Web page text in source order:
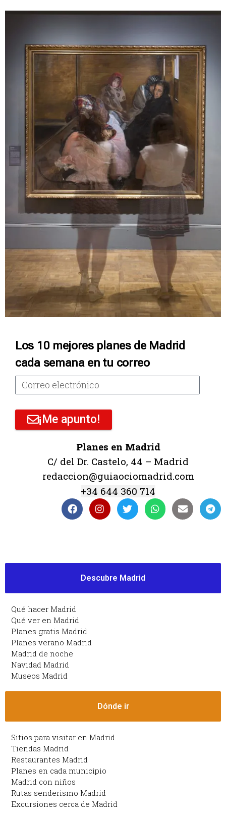
Los 10 mejores planes de Madrid
cada semana en tu correo
¡Me apunto!
Planes en Madrid
C/ del Dr. Castelo, 44 – Madrid
redaccion@guiaociomadrid.com
+34 644 360 714
Descubre Madrid
Qué hacer Madrid
Qué ver en Madrid
Planes gratis Madrid
Planes verano Madrid
Madrid de noche
Navidad Madrid
Museos Madrid
Dónde ir
Sitios para visitar en Madrid
Tiendas Madrid
Restaurantes Madrid
Planes en cada municipio
Madrid con niños
Rutas senderismo Madrid
Excursiones cerca de Madrid